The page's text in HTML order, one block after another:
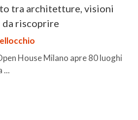
tra architetture, visioni
da riscoprire
House Milano apre 80 luoghi
...